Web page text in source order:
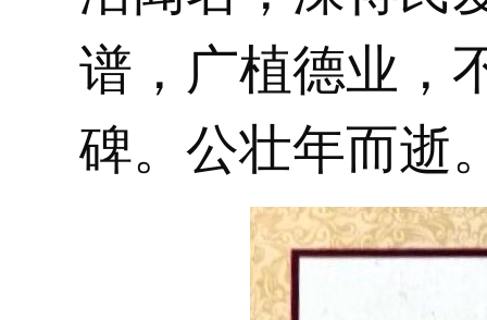
谱，广植德业，
碑。公壮年而逝